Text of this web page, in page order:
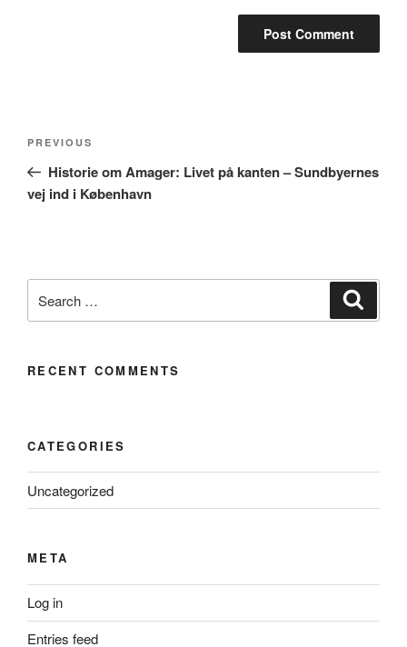
Post
Previous
Post
PREVIOUS
Historie om Amager: Livet på kanten – Sundbyernes
vej ind i København
for:
RECENT COMMENTS
CATEGORIES
Uncategorized
META
Log in
Entries feed